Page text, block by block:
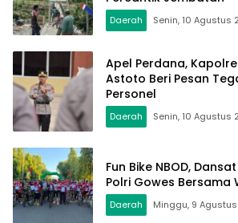
Daerah Senin, 10 Agustus
Apel Perdana,
Astoto Beri Pesan
Personel
Daerah Senin, 10 Agustus
Fun Bike NBOD,
Polri Gowes Bersama
Daerah Minggu, 9